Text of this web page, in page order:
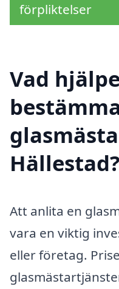
förpliktelser
Vad
Hällestad?
Att anlita en
vara en viktig
eller företag.